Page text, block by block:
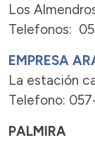
Los
Telefonos:
EMPRESA
La estación
Telefono:
PALMIRA